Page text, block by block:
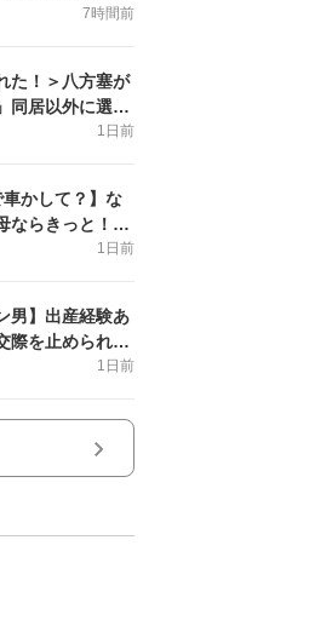
7時間前
た！＞八方塞が
同居以外に選択
1日前
車かして？】な
ならきっと！＜
1日前
男】出産経験あ
際を止められ＜
1日前